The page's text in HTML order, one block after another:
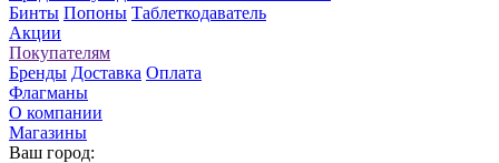
Бинты Попоны Таблеткодаватель
Акции
Покупателям
Бренды Доставка Оплата
Флагманы
О компании
Магазины
Ваш город: